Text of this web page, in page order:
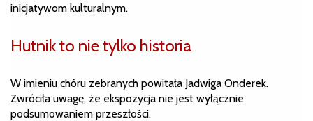
inicjatywom kulturalnym.
Hutnik to nie tylko historia
W imieniu chóru zebranych powitała Jadwiga Onderek.
Zwróciła uwagę, że ekspozycja nie jest wyłącznie
podsumowaniem przeszłości.